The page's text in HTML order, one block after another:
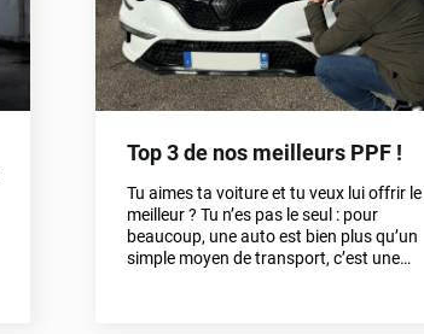
Top 3 de nos meilleurs PPF !
Tu aimes ta voiture et tu veux lui offrir le
meilleur ? Tu n’es pas le seul : pour
beaucoup, une auto est bien plus qu’un
simple moyen de transport, c’est une